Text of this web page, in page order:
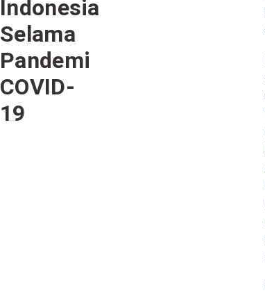
Indonesia
Selama
Pandemi
COVID-
19